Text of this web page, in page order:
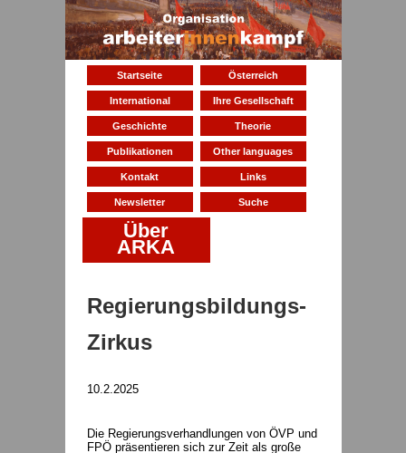
Startseite Österreich
International Ihre Gesellschaft
Geschichte Theorie
Publikationen Other languages
Kontakt Links
Newsletter Suche
Über
ARKA
Regierungsbildungs-
Zirkus
10.2.2025
Die Regierungsverhandlungen von ÖVP und
FPÖ präsentieren sich zur Zeit als große